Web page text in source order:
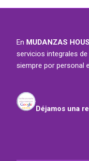
En MUDANZAS
servicios integrales
siempre por personal
Déjamos una